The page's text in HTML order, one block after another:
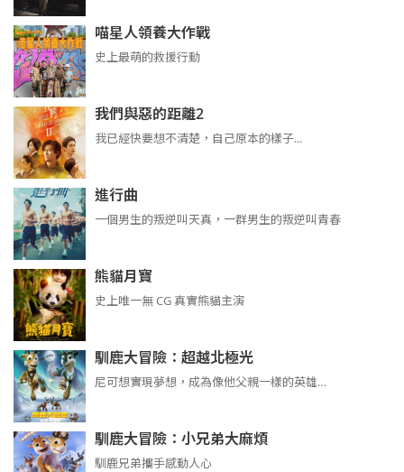
喵星人領養大作戰
史上最萌的救援行動
我們與惡的距離2
我已經快要想不清楚，自己原本的樣子...
進行曲
​​​一個男生的叛逆叫天真，一群男生的叛逆叫青春
熊貓月寶
史上唯一無 CG 真實熊貓主演
馴鹿大冒險：超越北極光
尼可想實現夢想，成為像他父親一樣的英雄…
馴鹿大冒險：小兄弟大麻煩
馴鹿兄弟攜手感動人心